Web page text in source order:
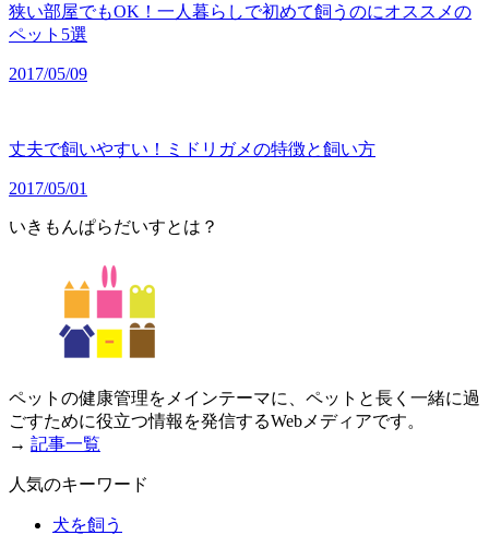
狭い部屋でもOK！一人暮らしで初めて飼うのにオススメの
ペット5選
2017/05/09
丈夫で飼いやすい！ミドリガメの特徴と飼い方
2017/05/01
いきもんぱらだいすとは？
ペットの健康管理をメインテーマに、ペットと長く一緒に過
ごすために役立つ情報を発信するWebメディアです。
→ 記事一覧
人気のキーワード
犬を飼う